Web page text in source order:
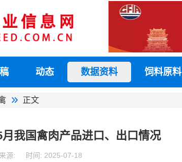
动态 数据资料 饲料原料
正文
我国禽肉产品进口、出口情况
来源: 时间: 2025-07-18